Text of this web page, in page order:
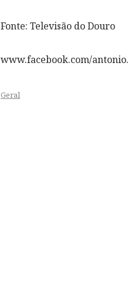
Fonte: Televisão do Douro
www.facebook.com/
Geral